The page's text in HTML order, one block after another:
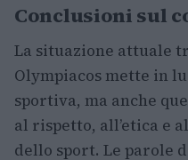
Conclusioni sul
La situazione attuale
Olympiacos mette in
sportiva, ma anche
al rispetto, all’etica e
dello sport. Le parole